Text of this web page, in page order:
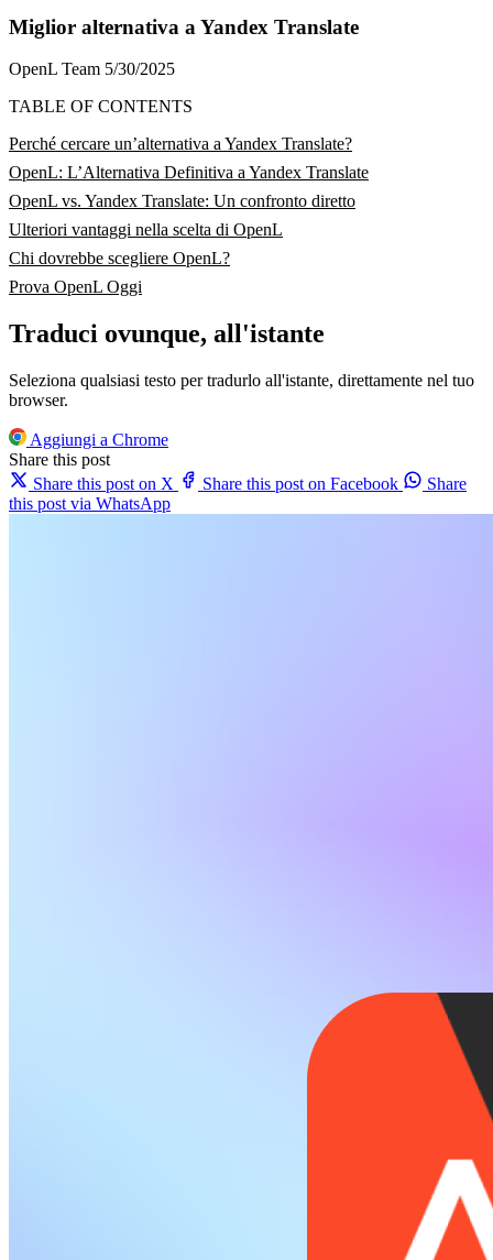
Miglior alternativa a Yandex Translate
OpenL Team 5/30/2025
TABLE OF CONTENTS
Perché cercare un’alternativa a Yandex Translate?
OpenL: L’Alternativa Definitiva a Yandex Translate
OpenL vs. Yandex Translate: Un confronto diretto
Ulteriori vantaggi nella scelta di OpenL
Chi dovrebbe scegliere OpenL?
Prova OpenL Oggi
Traduci ovunque, all'istante
Seleziona qualsiasi testo per tradurlo all'istante, direttamente nel tuo
browser.
Aggiungi a Chrome
Share this post
Share this post on X
Share this post on Facebook
Share
this post via WhatsApp